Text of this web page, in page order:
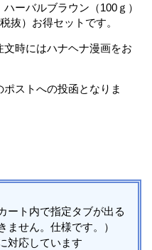
ーバルブラウン（100ｇ）
抜）お得セットです。
時にはハナヘナ漫画をお
ストへの投函となりま
ート内で指定タブが出る
ません。仕様です。）
対応しています